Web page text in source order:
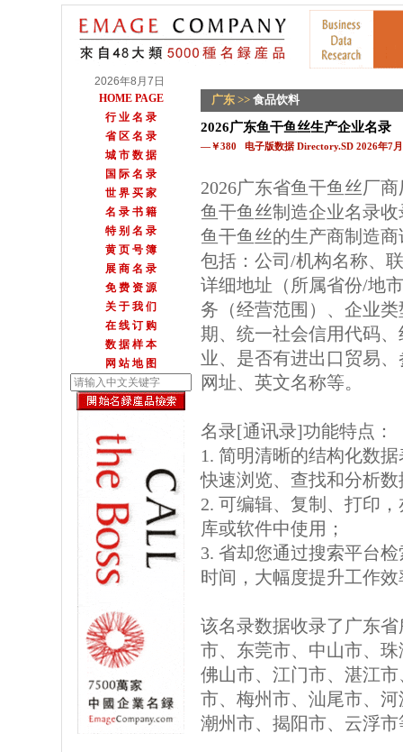
2026年8月7日
HOME PAGE
行 业 名 录
省 区 名 录
城 市 数 据
国 际 名 录
世 界 买 家
名 录 书 籍
特 别 名 录
黄 页 号 簿
展 商 名 录
免 费 资 源
关 于 我 们
在 线 订 购
数 据 样 本
网 站 地 图
广东 >> 食品饮料
2026广东鱼干鱼丝生产企业名录
—￥380 电子版数据 Directory.SD 2026年7
2026广东省鱼干鱼丝厂
鱼干鱼丝制造企业名录
鱼干鱼丝的生产商制造
包括：公司/机构名称、
详细地址（所属省份/地
务（经营范围）、企业
期、统一社会信用代码
业、是否有进出口贸易
网址、英文名称等。
名录[通讯录]功能特点：
1. 简明清晰的结构化数
快速浏览、查找和分析数
2. 可编辑、复制、打印
库或软件中使用；
3. 省却您通过搜索平台
时间，大幅度提升工作效
该名录数据收录了广东
市、东莞市、中山市、
佛山市、江门市、湛江
市、梅州市、汕尾市、
潮州市、揭阳市、云浮市